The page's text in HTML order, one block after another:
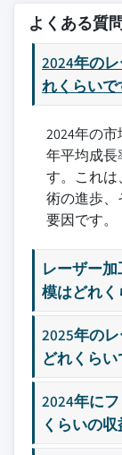
よくある質
2024年の
れくらいで
2024年の
年平均成長
す。これは
術の進歩、
要因です。
レーザー
模はどれく
2025年の
どれくらい
2024年に
くらいの